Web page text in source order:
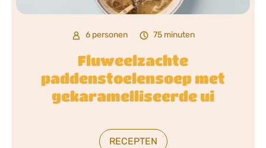
6 personen 75 minuten
Fluweelzachte
paddenstoelensoep met
gekaramelliseerde ui
RECEPTEN